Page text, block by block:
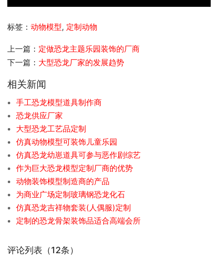
标签： 动物模型, 定制动物
上一篇： 定做恐龙主题乐园装饰的厂商
下一篇： 大型恐龙厂家的发展趋势
相关新闻
手工恐龙模型道具制作商
恐龙供应厂家
大型恐龙工艺品定制
仿真动物模型可装饰儿童乐园
仿真恐龙幼崽道具可参与恶作剧综艺
作为巨大恐龙模型定制厂商的优势
动物装饰模型制造商的产品
为商业广场定制玻璃钢恐龙化石
仿真恐龙吉祥物套装(人偶服)定制
定制的恐龙骨架装饰品适合高端会所
评论列表（12条）